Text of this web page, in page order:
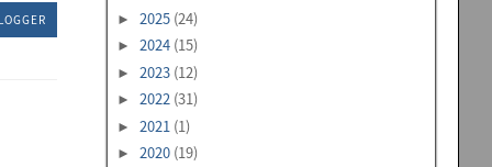
► 2025 (24)
► 2024 (15)
► 2023 (12)
► 2022 (31)
► 2021 (1)
► 2020 (19)